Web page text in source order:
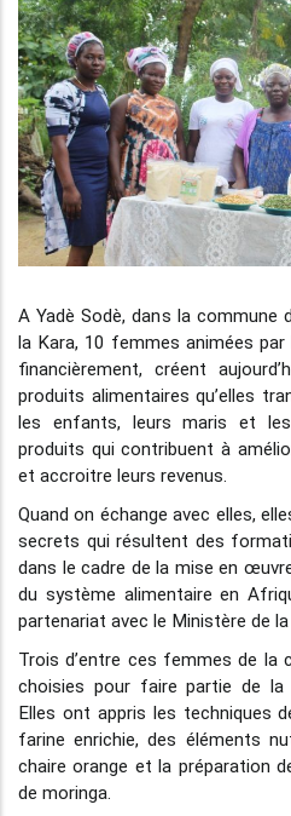
A Yadè Sodè, dans la commune
la Kara, 10 femmes animées
financièrement, créent
produits alimentaires qu’elles
les enfants, leurs maris et
produits qui contribuent à
et accroitre leurs revenus.
Quand on échange avec elles,
secrets qui résultent des
dans le cadre de la mise en
du système alimentaire en
partenariat avec le Ministère de la
Trois d’entre ces femmes de la
choisies pour faire partie de
Elles ont appris les techniques
farine enrichie, des éléments
chaire orange et la préparation
de moringa.